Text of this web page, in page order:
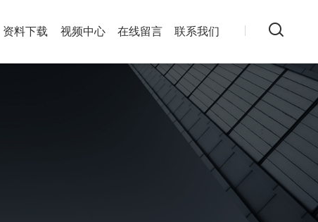
资料下载 视频中心 在线留言 联系我们